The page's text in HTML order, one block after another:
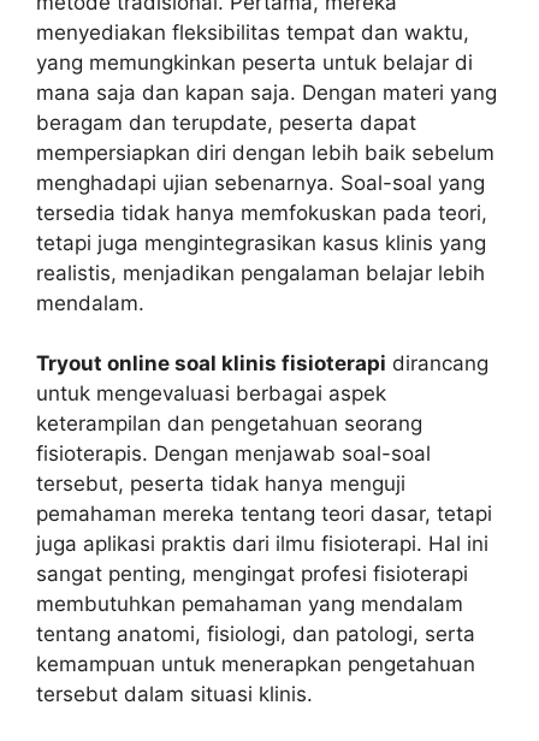
menyediakan fleksibilitas tempat dan waktu,
yang memungkinkan peserta untuk belajar di
mana saja dan kapan saja. Dengan materi yang
beragam dan terupdate, peserta dapat
mempersiapkan diri dengan lebih baik sebelum
menghadapi ujian sebenarnya. Soal-soal yang
tersedia tidak hanya memfokuskan pada teori,
tetapi juga mengintegrasikan kasus klinis yang
realistis, menjadikan pengalaman belajar lebih
mendalam.
Tryout online soal klinis fisioterapi dirancang
untuk mengevaluasi berbagai aspek
keterampilan dan pengetahuan seorang
fisioterapis. Dengan menjawab soal-soal
tersebut, peserta tidak hanya menguji
pemahaman mereka tentang teori dasar, tetapi
juga aplikasi praktis dari ilmu fisioterapi. Hal ini
sangat penting, mengingat profesi fisioterapi
membutuhkan pemahaman yang mendalam
tentang anatomi, fisiologi, dan patologi, serta
kemampuan untuk menerapkan pengetahuan
tersebut dalam situasi klinis.